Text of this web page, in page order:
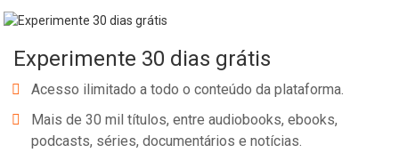
- Saremo tutti d'accordo con la tua e la nostra per contribuire a
parte del valore del libro sarà devoluto alle organizzazioni per
Experimente 30 dias grátis
Acesso ilimitado a todo o conteúdo da plataforma.
Mais de 30 mil títulos, entre audiobooks, ebooks,
podcasts, séries, documentários e notícias.